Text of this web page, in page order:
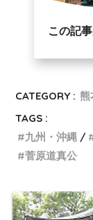
この記
CATEGORY : 熊
TAGS :
九州・沖縄
菅原道真公